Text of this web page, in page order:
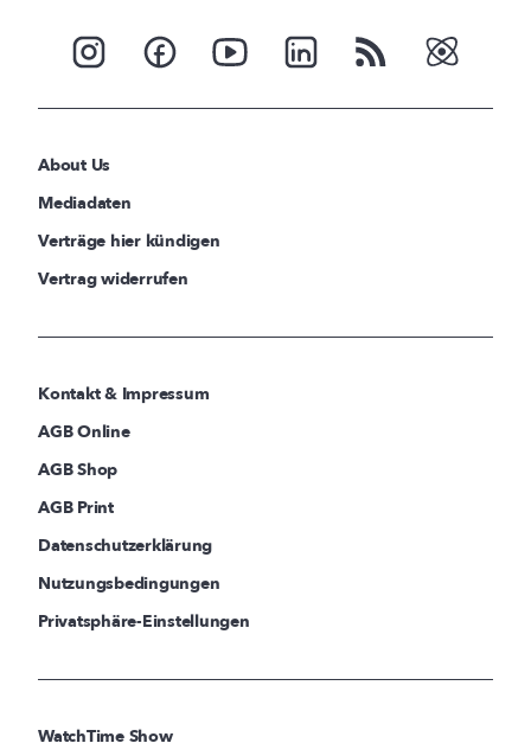
About Us
Mediadaten
Verträge hier kündigen
Vertrag widerrufen
Kontakt & Impressum
AGB Online
AGB Shop
AGB Print
Datenschutzerklärung
Nutzungsbedingungen
Privatsphäre-Einstellungen
WatchTime Show